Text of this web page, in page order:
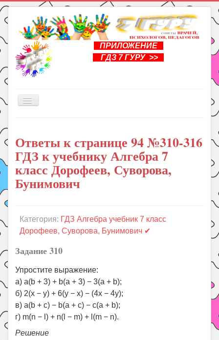
ПРИЛОЖЕНИЕ
ГДЗ 7 ГУРУ >>
Включить/
Книги
Рукоделие
Подготовка к школе
Уроки
Праздники
Летом!
Поиск
Ответы к странице 94 №310-316
ГДЗ к учебнику Алгебра 7
класс Дорофеев, Суворова,
Бунимович
Категория: ГДЗ Алгебра учебник 7 класс
Дорофеев, Суворова, Бунимович ✔
Задание 310
Упростите выражение:
а) a(b + 3) + b(a + 3) − 3(a + b);
б) 2(x − y) + 6(y − x) − (4x − 4y);
в) a(b + c) − b(a + c) − c(a + b);
г) m(n − l) + n(l − m) + l(m − n).
Решение